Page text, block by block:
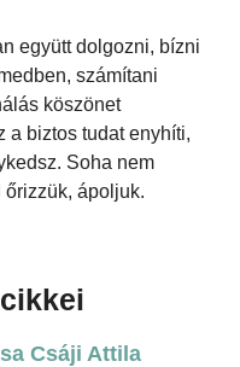
együtt dolgozni, bízni
számítani
köszönet
a biztos tudat enyhíti,
Soha nem
ápoljuk.
Csáji Attila